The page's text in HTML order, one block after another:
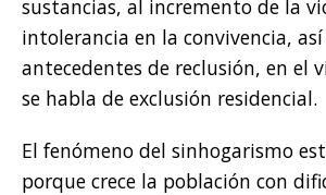
sustancias, al incremento de la
intolerancia en la convivencia,
antecedentes de reclusión, en el
se habla de exclusión residencial.
El fenómeno del sinhogarismo
porque crece la población con